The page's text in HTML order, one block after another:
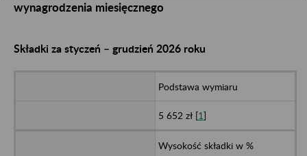
wynagrodzenia miesięcznego
Składki za styczeń – grudzień 2026 roku
Podstawa wymiaru
5 652 zł [1]
Wysokość składki w %